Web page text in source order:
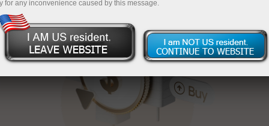
InstaForex
فوركس الحصول على مكافأة تصل إلى
30% على إيداعه، والاستفادة من
عروض ترويجية وعروض خاصة أخرى.
تتشارك سرعة المسار وسرعة التداول
نفس القيم. يُضفي أليش لوبرايس
قم بإيداع المبلغ في حسابك باستخدام $333 — اختر هدية
تصل قيمتها إلى $1,500
تداول بدون مخاطرة -
نحن نضمن أرباحك
مكافأة تصل إلى 1000 ضعف - أكبر
for any inconvenience caused by this message.